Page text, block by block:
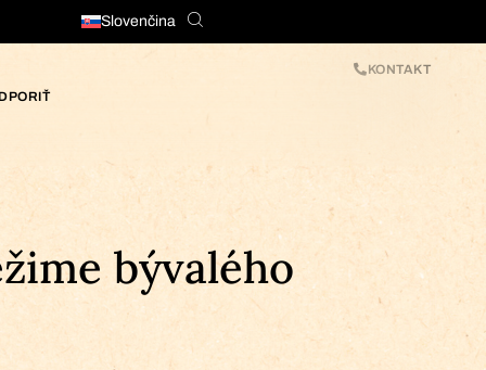
Slovenčina
KONTAKT
bývalého